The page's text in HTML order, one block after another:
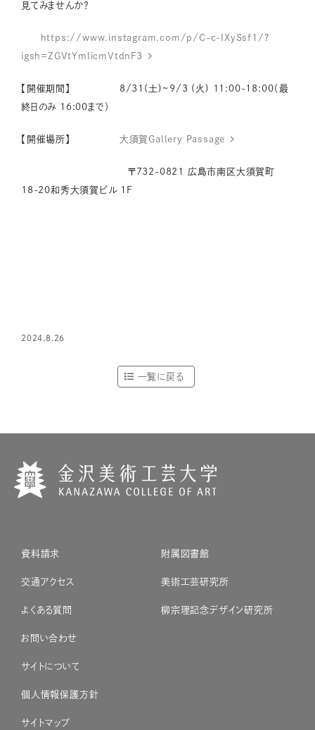
見てみませんか？
https://www.instagram.com/p/C-c-IXySsf1/?
igsh=ZGVtYmlicmVtdnF3
【開催期間】 8/31(土)~9/3 (火) 11:00-18:00（最
終日のみ 16:00まで）
【開催場所】 大須賀Gallery Passage
〒732-0821 広島市南区大須賀町
18-20和秀大須賀ビル 1F
2024.8.26
一覧に戻る
資料請求
交通アクセス
よくある質問
お問い合わせ
サイトについて
個人情報保護方針
サイトマップ
附属図書館
美術工芸研究所
柳宗理記念デザイン研究所